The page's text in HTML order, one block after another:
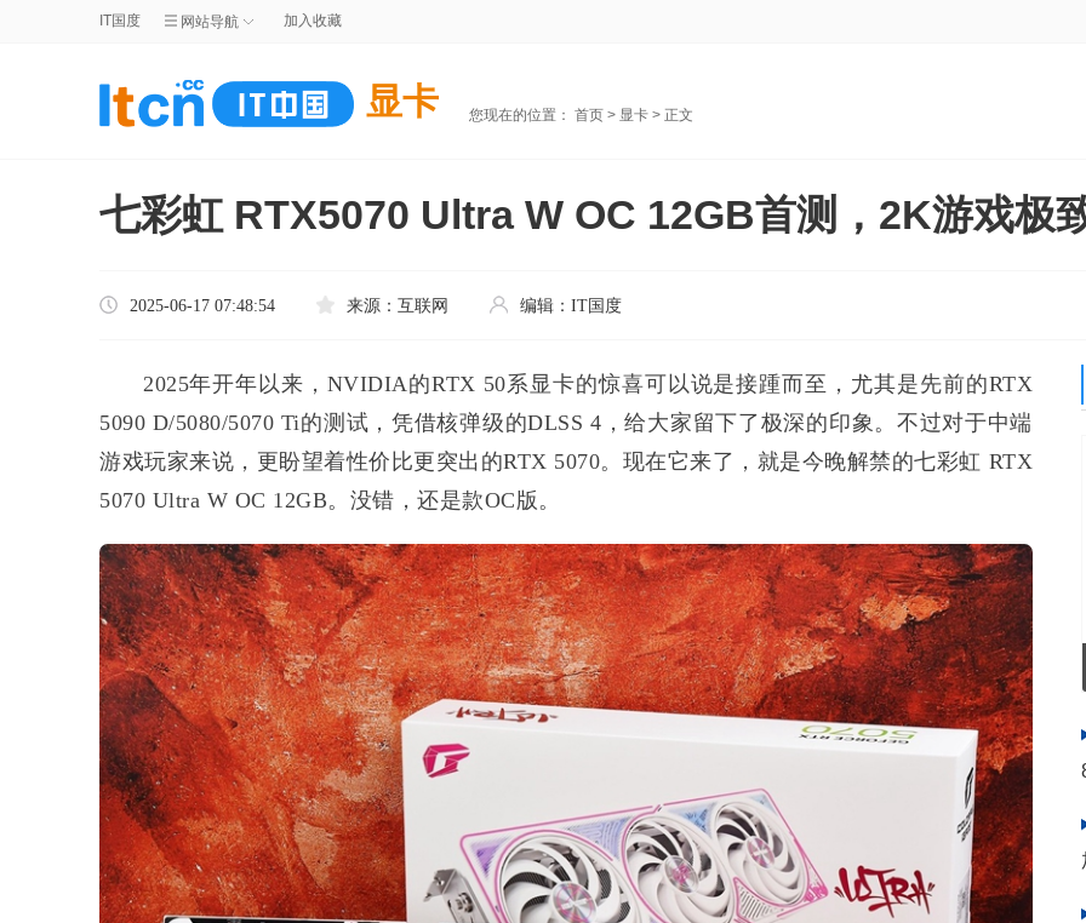
IT国度 网站导航 加入收藏
显卡 您现在的位置： 首页 > 显卡 > 正文
七彩虹 RTX5070 Ultra W OC 12GB首测，2K游戏极
2025-06-17 07:48:54 来源： 互联网 编辑： IT国度
2025年开年以来，NVIDIA的RTX 50系显卡的惊喜可以说是接踵而至，尤其是先前的RTX
5090 D/5080/5070 Ti的测试，凭借核弹级的DLSS 4，给大家留下了极深的印象。不过对于中端
游戏玩家来说，更盼望着性价比更突出的RTX 5070。现在它来了，就是今晚解禁的七彩虹 RTX
5070 Ultra W OC 12GB。没错，还是款OC版。